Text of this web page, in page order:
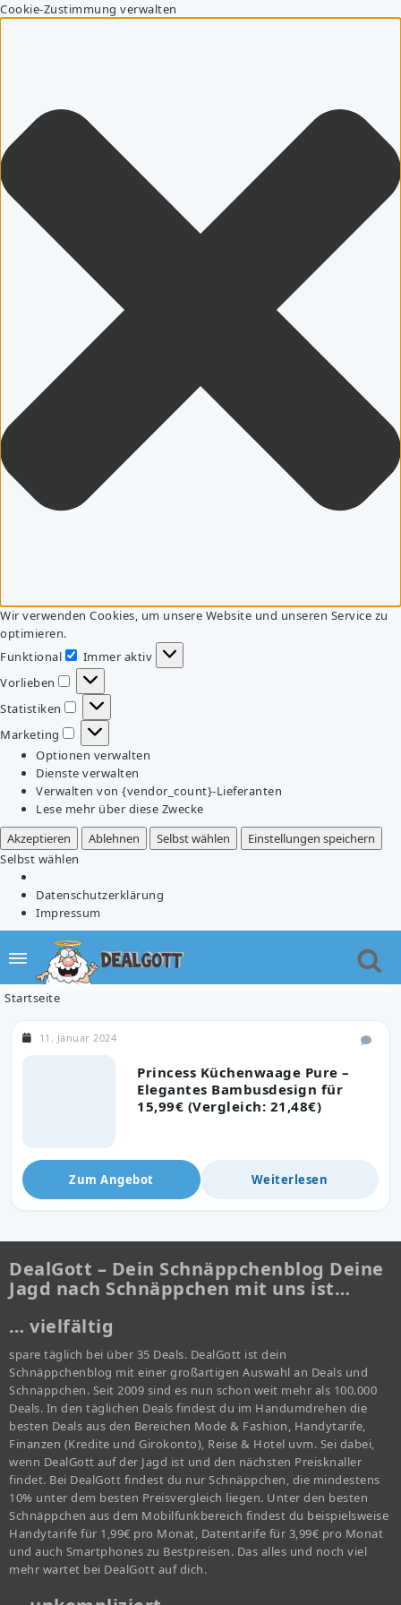
Cookie-Zustimmung verwalten
Wir verwenden Cookies, um unsere Website und unseren Service zu
optimieren.
Funktional
Funktional
Immer aktiv
Vorlieben
Vorlieben
Statistiken
Statistiken
Marketing
Marketing
Optionen verwalten
Dienste verwalten
Verwalten von {vendor_count}-Lieferanten
Lese mehr über diese Zwecke
Akzeptieren
Ablehnen Selbst wählen
Einstellungen speichern
Selbst wählen
Datenschutzerklärung
Impressum
Startseite
Princess Küchenwaage Pure –
Elegantes Bambusdesign für
15,99€ (Vergleich: 21,48€)
11. Januar 2024
Zum Angebot Weiterlesen
DealGott – Dein Schnäppchenblog Deine
Jagd nach Schnäppchen mit uns ist…
… vielfältig
spare täglich bei über 35 Deals. DealGott ist dein
Schnäppchenblog mit einer großartigen Auswahl an Deals und
Schnäppchen. Seit 2009 sind es nun schon weit mehr als 100.000
Deals. In den täglichen Deals findest du im Handumdrehen die
besten Deals aus den Bereichen Mode & Fashion, Handytarife,
Finanzen (Kredite und Girokonto), Reise & Hotel uvm. Sei dabei,
wenn DealGott auf der Jagd ist und den nächsten Preisknaller
findet. Bei DealGott findest du nur Schnäppchen, die mindestens
10% unter dem besten Preisvergleich liegen. Unter den besten
Schnäppchen aus dem Mobilfunkbereich findest du beispielsweise
Handytarife für 1,99€ pro Monat, Datentarife für 3,99€ pro Monat
und auch Smartphones zu Bestpreisen. Das alles und noch viel
mehr wartet bei DealGott auf dich.